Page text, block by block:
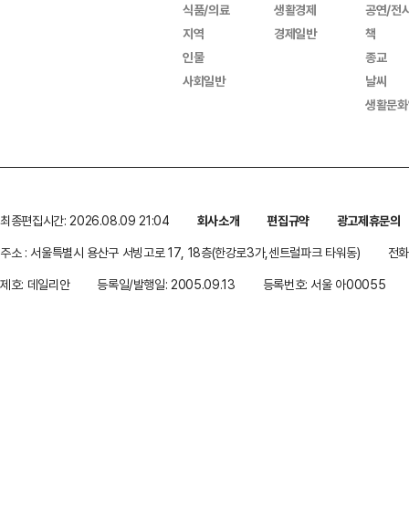
식품/의료
지역
인물
사회일반
생활경제
경제일반
공연/전
책
종교
날씨
생활문
최종편집시간: 2026.08.09 21:04 회사소개 편집규약
광고제휴문의
주소 : 서울특별시 용산구 서빙고로 17, 18층(한강로3가,센트럴파크 타워동)
전
제호: 데일리안
등록일/발행일: 2005.09.13 등록번호: 서울 아00055